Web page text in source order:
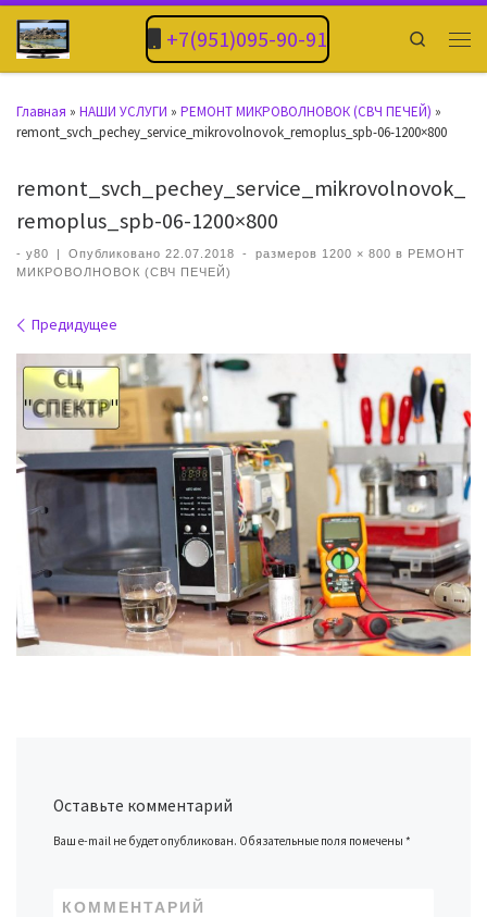
+7(951)095-90-91 Search
Главная » НАШИ УСЛУГИ » РЕМОНТ МИКРОВОЛНОВОК (СВЧ ПЕЧЕЙ) »
remont_svch_pechey_service_mikrovolnovok_remoplus_spb-06-1200×800
remont_svch_pechey_service_mikrovolnovok_
remoplus_spb-06-1200×800
- y80 | Опубликовано22.07.2018 - размеров 1200 × 800 в РЕМОНТ
МИКРОВОЛНОВОК (СВЧ ПЕЧЕЙ)
Навигация по изображениям
Предидущее
Оставьте комментарий
Ваш e-mail не будет опубликован. Обязательные поля помечены*
КОММЕНТАРИЙ